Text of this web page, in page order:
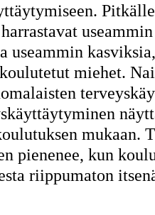
useammin
miehet.
mukaan.
pienenee, kun
riippumaton